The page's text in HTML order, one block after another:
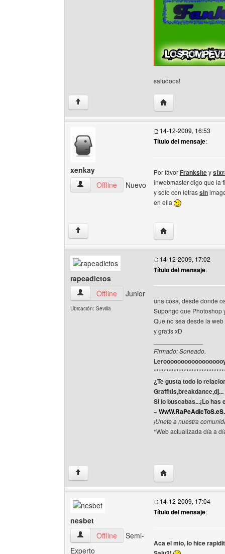
saludoos!
↑ Visitar sitio web del
xenkay
xenkay Ver perfil del usuario
Offline Nuevo
14-12-2009, 16:53
Título del mensaje:
Por favorFranksitey
inwebmaster digo que la
y solo con letrassin
en ella
↑ Visitar sitio web del
rapeadictos
rapeadictos Ver perfil del usuario
Offline Junior
Ubicación: Sevilla
14-12-2009, 17:02
Título del mensaje:
una cosa, desde donde
Supongo que Photoshop
Que no sea desde la web
y gratis xD
Firmado: Soneado.
¿Te gusta todo lo
Si lo buscabas...¡Lo has
~
¡Unete a nuestra
*Web actualizada día a
↑ Visitar sitio web del
nesbet
nesbet Ver perfil del usuario
Offline
Semi-
Experto
14-12-2009, 17:04
Título del mensaje:
Aca el mio, lo hice